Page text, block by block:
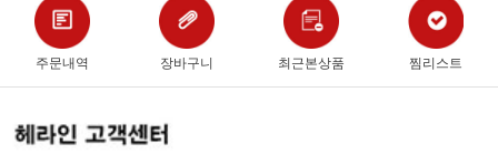
주문내역 장바구니 최근본상품 찜리스트